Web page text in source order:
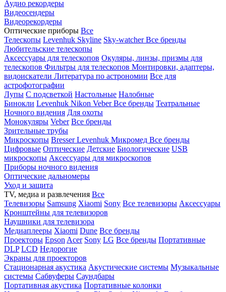
Аудио рекордеры
Видеосендеры
Видеорекордеры
Оптические приборы Все
Телескопы Levenhuk Skyline Sky-watcherВсе бренды
Любительские телескопы
Аксессуары для телескопов Окуляры, линзы, призмы для
телескопов Фильтры для телескопов Монтировки, адаптеры,
видоискатели Литература по астрономии Все для
астрофотографии
Лупы С подсветкой Настольные Налобные
Бинокли Levenhuk Nikon VeberВсе бренды Театральные
Ночного видения Для охоты
Монокуляры Veber Все бренды
Зрительные трубы
Микроскопы BresserLevenhuk Микромед Все бренды
Цифровые Оптические Детские Биологические USB
микроскопы Аксессуары для микроскопов
Приборы ночного видения
Оптические дальномеры
Уход и защита
TV, медиа и развлечения Все
Телевизоры Samsung Xiaomi Sony Все телевизоры Аксессуары
Кронштейны для телевизоров
Наушники для телевизора
Медиаплееры Xiaomi Dune Все бренды
Проекторы Epson Acer Sony LG Все бренды Портативные
DLP LCD Недорогие
Экраны для проекторов
Стационарная акустика Акустические системы Музыкальные
системы Сабвуферы Саундбары
Портативная акустика Портативные колонки